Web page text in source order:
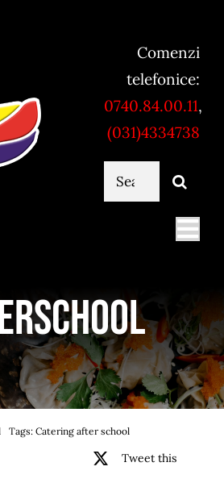
Comenzi
telefonice:
0740.84.00.11,
(031)4334738
Cautare...
Break
Tags: Catering after school
Tweet this